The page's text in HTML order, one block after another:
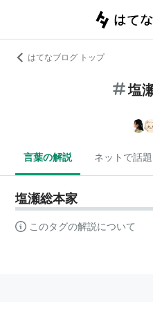
はてなブログ トップ
塩
言葉の解説 ネットで話題
塩瀬総本家
このタグの解説について